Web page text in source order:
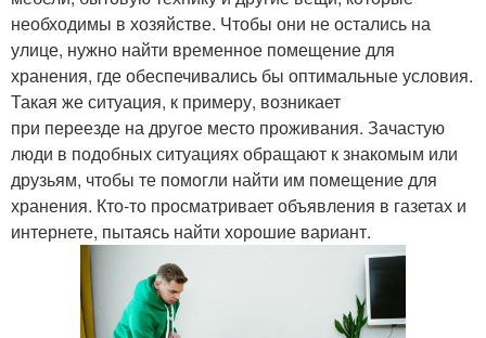
необходимы в хозяйстве. Чтобы они не остались на
улице, нужно найти временное помещение для
хранения, где обеспечивались бы оптимальные условия.
Такая же ситуация, к примеру, возникает
при переезде на другое место проживания. Зачастую
люди в подобных ситуациях обращают к знакомым или
друзьям, чтобы те помогли найти им помещение для
хранения. Кто-то просматривает объявления в газетах и
интернете, пытаясь найти хорошие вариант.